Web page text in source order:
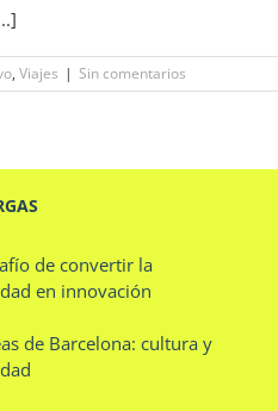
, Viajes | Sin comentarios
de convertir la
en innovación
de Barcelona: cultura y